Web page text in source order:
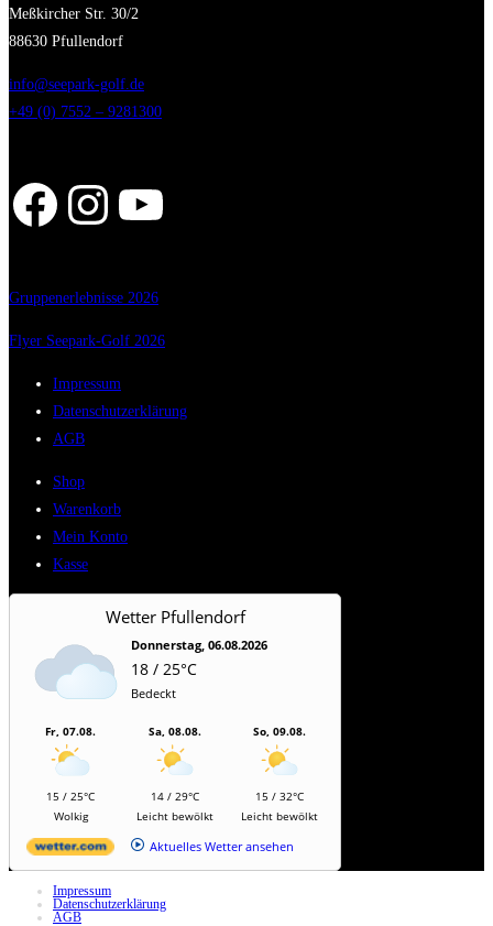
Meßkircher Str. 30/2
88630 Pfullendorf
info@seepark-golf.de
+49 (0) 7552 – 9281300
Facebook
Instagram
YouTube
Gruppenerlebnisse 2026
Flyer Seepark-Golf 2026
Impressum
Datenschutzerklärung
AGB
Shop
Warenkorb
Mein Konto
Kasse
Wetter Pfullendorf
Donnerstag, 06.08.2026
18 / 25°C
Bedeckt
Fr, 07.08.
15 / 25°C
Wolkig
Sa, 08.08.
14 / 29°C
Leicht bewölkt
So, 09.08.
15 / 32°C
Leicht bewölkt
Aktuelles Wetter ansehen
Impressum
Datenschutzerklärung
AGB